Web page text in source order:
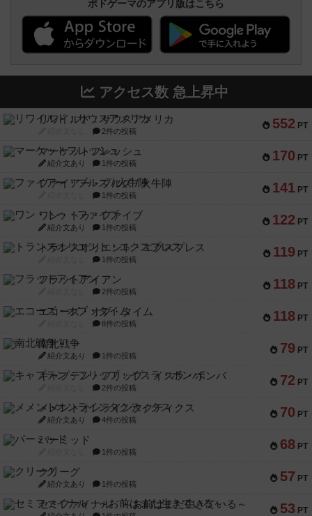
ボドゲーマのアプリ版はこちら
アクセス数 急上昇中
552 PT
リワイルド：サウスアメリカ
2件の投稿
170 PT
マーケットフレッシュ
紹介文あり 1件の投稿
141 PT
ファイアー・ブルズ / 火牛陣
1件の投稿
122 PT
ワン・トゥ・ファイブ
紹介文あり 1件の投稿
119 PT
トランスオリエント・エクスプレス
1件の投稿
118 PT
フラットアイアン
2件の投稿
118 PT
エコーズ・オブ・タイム
8件の投稿
79 PT
南北戦争
紹介文あり 1件の投稿
72 PT
キャプテン・フリップ：イスラ・ボンバ
2件の投稿
70 PT
メメントオンラインタクティクス
紹介文あり 4件の投稿
68 PT
パーミッド
1件の投稿
57 PT
クリーグ
紹介文あり 1件の投稿
53 PT
セミファイナル ～お前はまだ生きている～